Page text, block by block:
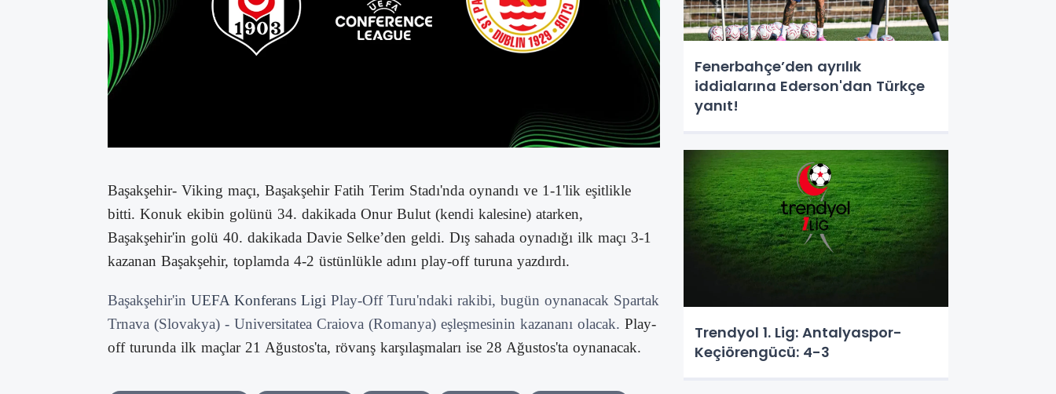
Başakşehir- Viking maçı, Başakşehir Fatih Terim Stadı'nda oynandı ve 1-1'lik eşitlikle
bitti. Konuk ekibin golünü 34. dakikada Onur Bulut (kendi kalesine) atarken,
Başakşehir'in golü 40. dakikada Davie Selke’den geldi. Dış sahada oynadığı ilk maçı 3-1
kazanan Başakşehir, toplamda 4-2 üstünlükle adını play-off turuna yazdırdı.
Başakşehir'in UEFA Konferans Ligi Play-Off Turu'ndaki rakibi, bugün oynanacak Spartak
Trnava (Slovakya) - Universitatea Craiova (Romanya) eşleşmesinin kazananı olacak. Play-
off turunda ilk maçlar 21 Ağustos'ta, rövanş karşılaşmaları ise 28 Ağustos'ta oynanacak.
Fenerbahçe’den ayrılık
iddialarına Ederson'dan Türkçe
yanıt!
Trendyol 1. Lig: Antalyaspor-
Keçiörengücü: 4-3